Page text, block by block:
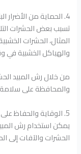
4. الحماية من الأضرار البنيوية
تسبب بعض الحشرات
المثال، الحشرات
والهياكل الخشبية في
من خلال رش المبيد
والمحافظة على
5. الوقاية والحفاظ على المكان
يمكن استخدام رش
الحشرات والآفات إلى